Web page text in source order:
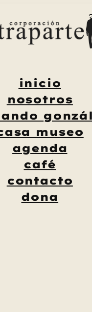
inicio
nosotros
museo
agenda
café
contacto
dona